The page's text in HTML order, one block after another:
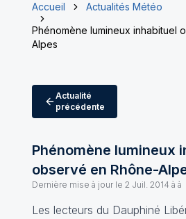
Accueil
Actualités Météo
Phénomène lumineux inhabituel
Alpes
Actualité
précédente
Phénomène lumineux
observé en Rhône-
Dernière mise à jour le 2 Juil. 2014 à à
Les lecteurs du Dauphiné